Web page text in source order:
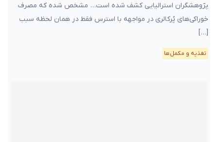
پژوهشگران استرالیایی کشف شده است… مشخص شده که مصرف
خوراکی‌های پُرکالری در مواجهه با استرس فقط در همان لحظه سبب
[…]
تغذیه و مکمل‌ها